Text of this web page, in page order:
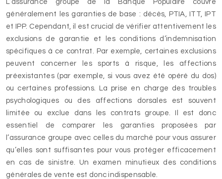
L’assurance groupe de la Banque Populaire couvre
généralement les garanties de base : décès, PTIA, ITT, IPT
et IPP. Cependant, il est crucial de vérifier attentivement les
exclusions de garantie et les conditions d’indemnisation
spécifiques à ce contrat. Par exemple, certaines exclusions
peuvent concerner les sports à risque, les affections
préexistantes (par exemple, si vous avez été opéré du dos)
ou certaines professions. La prise en charge des troubles
psychologiques ou des affections dorsales est souvent
limitée ou exclue dans les contrats groupe. Il est donc
essentiel de comparer les garanties proposées par
l’assurance groupe avec celles du marché pour vous assurer
qu’elles sont suffisantes pour vous protéger efficacement
en cas de sinistre. Un examen minutieux des conditions
générales de vente est donc indispensable.